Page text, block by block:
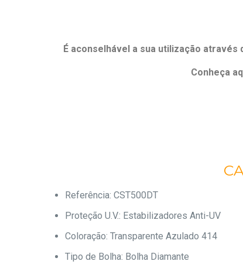
É aconselhável a sua utilização através
Conheça
Referência: CST500DT
Proteção U.V.: Estabilizadores Anti-UV
Coloração: Transparente Azulado 414
Tipo de Bolha: Bolha Diamante